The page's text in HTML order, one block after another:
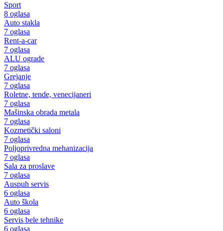
Sport
8 oglasa
Auto stakla
7 oglasa
Rent-a-car
7 oglasa
ALU ograde
7 oglasa
Grejanje
7 oglasa
Roletne, tende, venecijaneri
7 oglasa
Mašinska obrada metala
7 oglasa
Kozmetički saloni
7 oglasa
Poljoprivredna mehanizacija
7 oglasa
Sala za proslave
7 oglasa
Auspuh servis
6 oglasa
Auto škola
6 oglasa
Servis bele tehnike
6 oglasa